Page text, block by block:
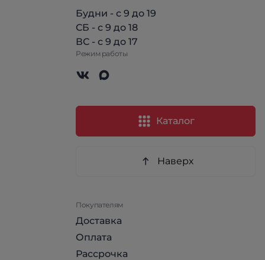
Будни - с 9 до 19
СБ - с 9 до 18
ВС - с 9 до 17
Режим работы
Каталог
Наверх
Покупателям
Доставка
Оплата
Рассрочка